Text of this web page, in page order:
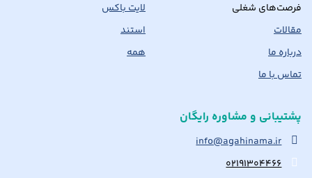
فرصت‌های شغلی
مقالات
درباره ما
تماس با ما
لایت باکس
استند
همه
پشتیبانی و مشاوره رایگان
info@agahinama.ir
۰۲۱۹۱۳۰۴۴۶۶